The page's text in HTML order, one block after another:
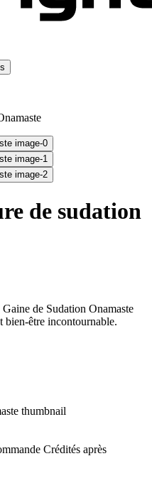
de sudation
de Sudation Onamaste
bien-être incontournable.
Crédités après